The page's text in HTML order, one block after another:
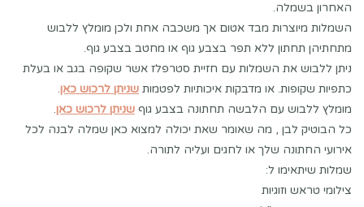
האחרון בשמלה.
השמלות מיוצרות מבד אטום אך משכבה אחת ולכן מומלץ ללבוש
מתחתיהן תחתון ללא תפר בצבע גוף או מחטב בצבע גוף.
ניתן ללבוש את השמלות עם חזיית סטרפלז אשר שקופה בגב או בעלת
כתפיות שקופות. או מדבקות איכותיות לפטמות שניתן לרכוש כאן.
מומלץ ללבוש עם הלבשה תחתונה בצבע גוף שניתן לרכוש כאן.
כל הבוטיק לבן , מה שאומר שאת יכולה למצוא כאן שמלה לבנה לכל
אירועי החתונה שלך או לחגים ועליה לתורה.
שמלות שיתאימו ל:
צילומי טראש וזוגיות